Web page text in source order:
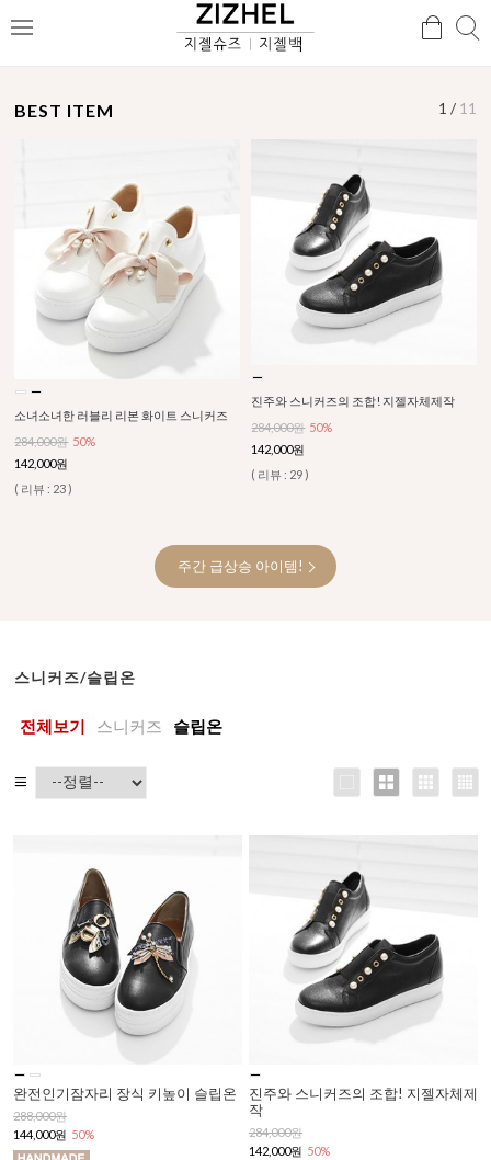
메
검
BEST ITEM 1 / 11
소녀소녀한 러블리 리본 화이트 스니커즈
284,000원 50%
142,000원
( 리뷰 : 23 )
진주와 스니커즈의 조합! 지젤자체제작
284,000원 50%
142,000원
( 리뷰 : 29 )
주간 급상승 아이템!
스니커즈/슬립온
전체보기 스니커즈 슬립온
완전인기잠자리 장식 키높이 슬립온
288,000원
144,000원 50%
진주와 스니커즈의 조합! 지젤자체제
작
284,000원
142,000원 50%